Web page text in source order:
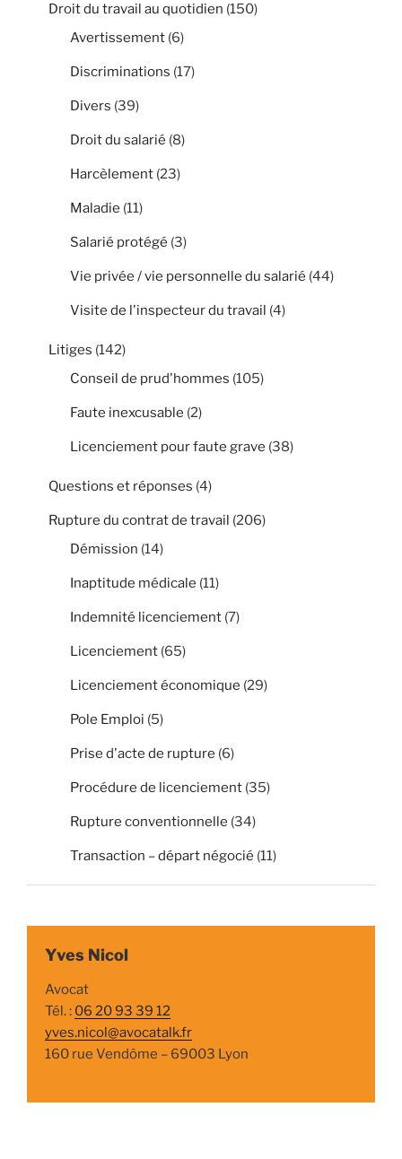
Droit du travail au quotidien (150)
Avertissement (6)
Discriminations (17)
Divers (39)
Droit du salarié (8)
Harcèlement (23)
Maladie (11)
Salarié protégé (3)
Vie privée / vie personnelle du salarié (44)
Visite de l'inspecteur du travail (4)
Litiges (142)
Conseil de prud'hommes (105)
Faute inexcusable (2)
Licenciement pour faute grave (38)
Questions et réponses (4)
Rupture du contrat de travail (206)
Démission (14)
Inaptitude médicale (11)
Indemnité licenciement (7)
Licenciement (65)
Licenciement économique (29)
Pole Emploi (5)
Prise d'acte de rupture (6)
Procédure de licenciement (35)
Rupture conventionnelle (34)
Transaction – départ négocié (11)
Yves Nicol
Avocat
Tél. : 06 20 93 39 12
yves.nicol@avocatalk.fr
160 rue Vendôme – 69003 Lyon